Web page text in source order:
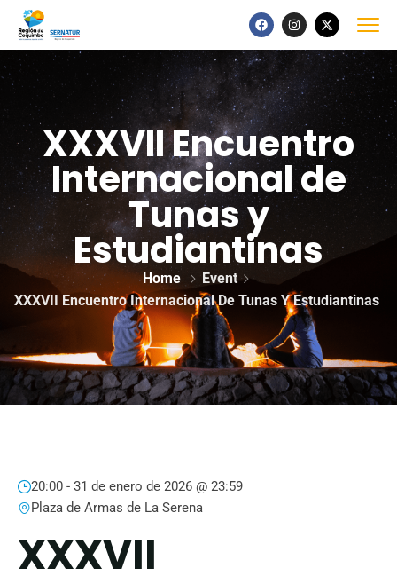
XXXVII Encuentro
Internacional de
Tunas y
Estudiantinas
Home
Event
XXXVII Encuentro Internacional De Tunas Y Estudiantinas
20:00 - 31 de enero de 2026 @ 23:59
Plaza de Armas de La Serena
XXXVII